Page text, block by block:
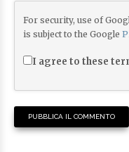
For security, use of
is subject to the Google
I agree to these